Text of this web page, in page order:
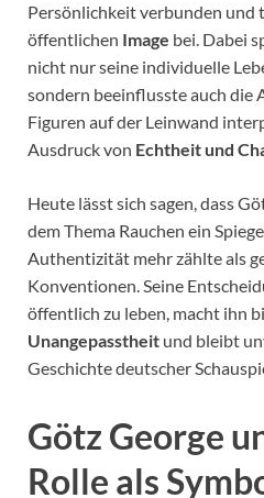
Persönlichkeit verbunden und
öffentlichen Image bei. Dabei
nicht nur seine individuelle
sondern beeinflusste auch die
Figuren auf der Leinwand
Ausdruck von Echtheit und
Heute lässt sich sagen, dass
dem Thema Rauchen ein
Authentizität mehr zählte als
Konventionen. Seine
öffentlich zu leben, macht ihn
Unangepasstheit und bleibt
Geschichte deutscher
Götz George
Rolle als